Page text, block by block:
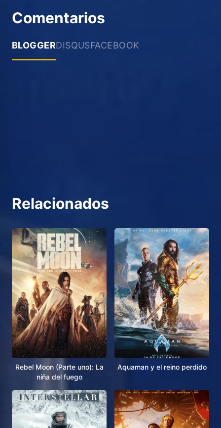
Comentarios
BLOGGERDISQUSFACEBOOK
Relacionados
Rebel Moon (Parte uno): La
niña del fuego
Aquaman y el reino perdido